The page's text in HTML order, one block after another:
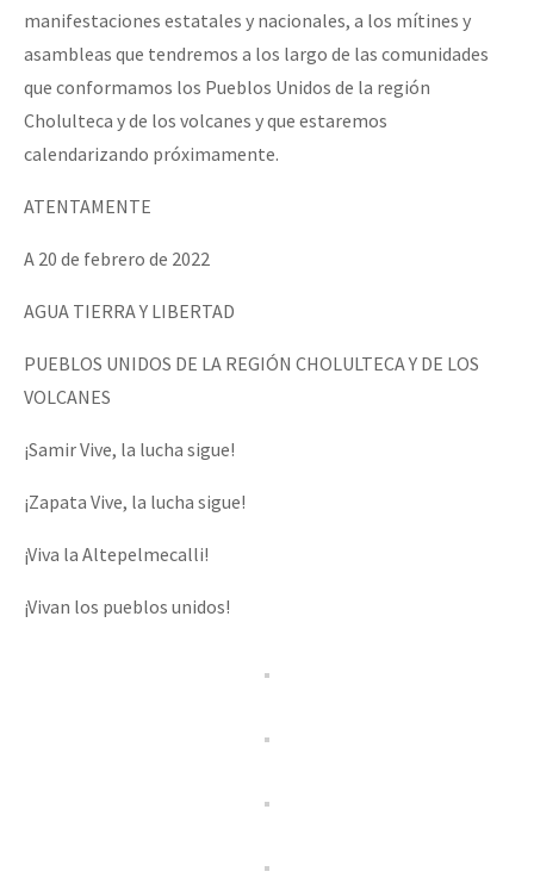
manifestaciones estatales y nacionales, a los mítines y
asambleas que tendremos a los largo de las comunidades
que conformamos los Pueblos Unidos de la región
Cholulteca y de los volcanes y que estaremos
calendarizando próximamente.
ATENTAMENTE
A 20 de febrero de 2022
AGUA TIERRA Y LIBERTAD
PUEBLOS UNIDOS DE LA REGIÓN CHOLULTECA Y DE LOS
VOLCANES
¡Samir Vive, la lucha sigue!
¡Zapata Vive, la lucha sigue!
¡Viva la Altepelmecalli!
¡Vivan los pueblos unidos!